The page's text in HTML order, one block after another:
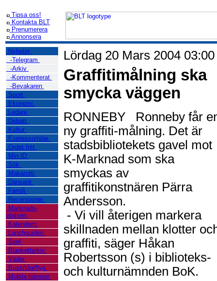
Tipsa oss!
Kontakta BLT
Prenumerera
Annonsera
Nyheter
-Telegram
-Arkiv
-Kommenterat
-Bevakaren
Sport
Ekonomi
Ledare
Debatt
Kultur
Espresso/nöje
Ordet fritt
Min ID
Sök
Makarotti
Dansant
Familj
Recensioner
Marknads-
platsen
Kalendern
Lunchguiden
Spel
Blankettarkiv
Väder
Buss/tåg/flyg
Mobila tjänster
Lördag 20 Mars 2004 03:00
Graffitimålning ska
smycka väggen
RONNEBY
Ronneby får
ny graffiti-målning. Det är
stadsbibliotekets gavel mot
K-Marknad som ska
smyckas av
graffitikonstnären Pärra
Andersson.
- Vi vill återigen markera
skillnaden mellan klotter
graffiti, säger Håkan
Robertsson (s) i biblioteks-
och kulturnämnden BoK.